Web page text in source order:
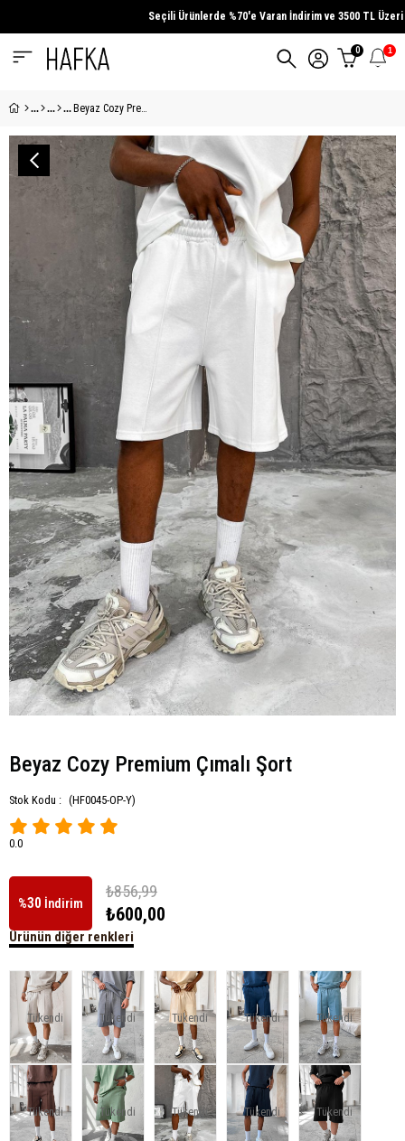
Seçili Ürünlerde%70'e Varan İndirimve3500 TL Üzeri
0 1
Beyaz Cozy Premium Çımalı Şort
Beyaz Cozy Premium Çımalı Şort
Stok Kodu : (HF0045-OP-Y)
0.0
%30 İndirim
₺856,99
₺600,00
Ürünün diğer renkleri
Tükendi Tükendi Tükendi Tükendi Tükendi
Tükendi Tükendi Tükendi Tükendi Tükendi